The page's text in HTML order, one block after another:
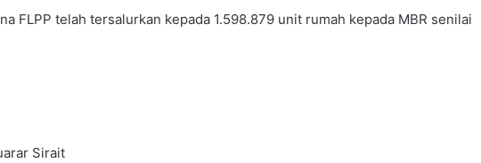
FLPP telah tersalurkan kepada 1.598.879 unit rumah kepada MBR senilai
Sirait